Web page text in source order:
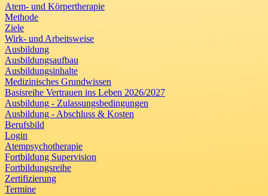
Atem- und Körpertherapie
Methode
Ziele
Wirk- und Arbeitsweise
Ausbildung
Ausbildungsaufbau
Ausbildungsinhalte
Medizinisches Grundwissen
Basisreihe Vertrauen ins Leben 2026/2027
Ausbildung - Zulassungsbedingungen
Ausbildung - Abschluss & Kosten
Berufsbild
Login
Atempsychotherapie
Fortbildung Supervision
Fortbildungsreihe
Zertifizierung
Termine